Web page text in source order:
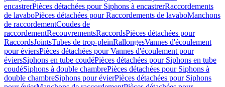
encastrerPièces détachées pour Siphons à encastrerRaccordements
de lavaboPièces détachées pour Raccordements de lavaboManchons
de raccordementCoudes de
raccordementRecouvrementsRaccordsPièces détachées pour
RaccordsJointsTubes de trop-pleinRallongesVannes d'écoulement
pour éviersPièces détachées pour Vannes d'écoulement pour
éviersSiphons en tube coudéPièces détachées pour Siphons en tube
coudéSiphons à double chambrePièces détachées pour Siphons à
double chambreSiphons pour évierPièces détachées pour Siphons